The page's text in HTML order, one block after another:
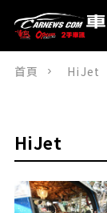
首頁 HiJet
HiJet